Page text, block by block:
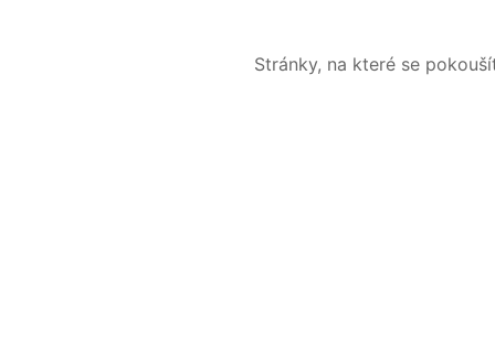
Stránky, na které se